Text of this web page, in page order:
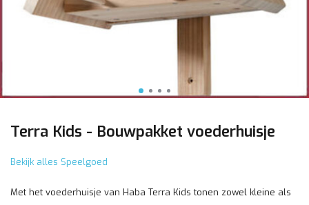
Terra Kids - Bouwpakket voederhuisje
Bekijk alles Speelgoed
Met het voederhuisje van Haba Terra Kids tonen zowel kleine als